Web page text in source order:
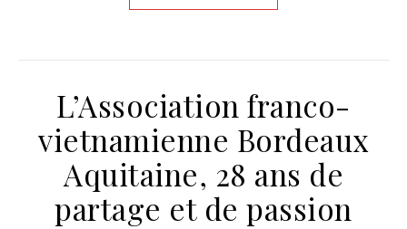
L’Association franco-
vietnamienne Bordeaux
Aquitaine, 28 ans de
partage et de passion